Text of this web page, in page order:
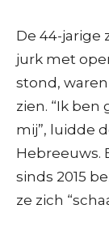
De 44-jarige
jurk met
stond,
zien. “Ik ben
mij”, luidde
Hebreeuws.
sinds 2015
ze zich